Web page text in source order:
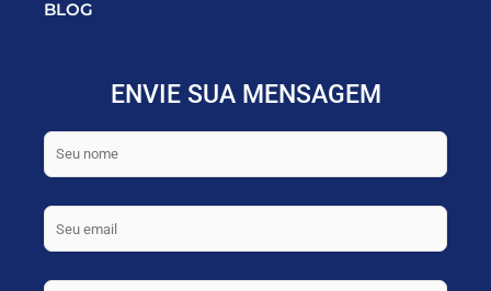
BLOG
ENVIE SUA MENSAGEM